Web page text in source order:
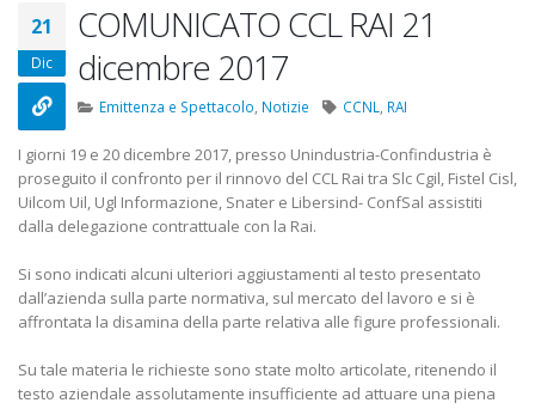
21
Dic
COMUNICATO CCL RAI 21
dicembre 2017
Emittenza e Spettacolo Notizie CCNL RAI
I giorni 19 e 20 dicembre 2017, presso Unindustria-Confindustria è
proseguito il confronto per il rinnovo del CCL Rai tra Slc Cgil, Fistel Cisl,
Uilcom Uil, Ugl Informazione, Snater e Libersind- ConfSal assistiti
dalla delegazione contrattuale con la Rai.
Si sono indicati alcuni ulteriori aggiustamenti al testo presentato
dall’azienda sulla parte normativa, sul mercato del lavoro e si è
affrontata la disamina della parte relativa alle figure professionali.
Su tale materia le richieste sono state molto articolate, ritenendo il
testo aziendale assolutamente insufficiente ad attuare una piena
Elezioni RSU TIM Servizi
Digitali
13 Ottobre 2022
Telecom: sciopero contro
lo scorporo della rete
21 Giugno 2022
Convenzione
Centro Estetico
20 Gennaio 2022